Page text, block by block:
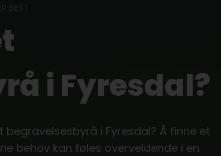
i Fyresdal?
i Fyresdal? Å finne et
behov kan føles overveldende i en